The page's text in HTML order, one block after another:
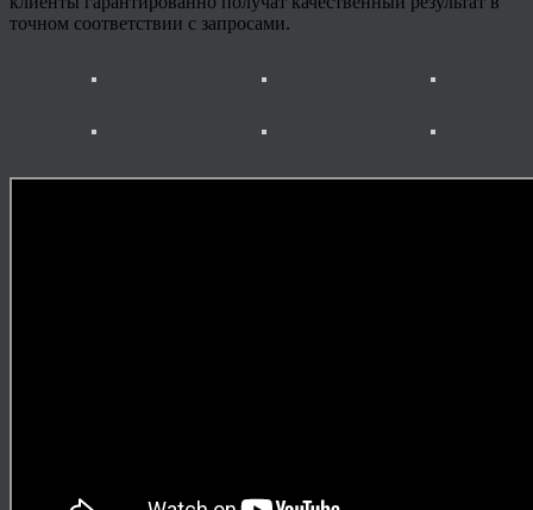
точном соответствии с запросами.